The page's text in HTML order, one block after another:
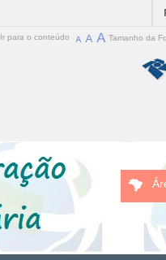
Ir para o conteúdo Tamanho da